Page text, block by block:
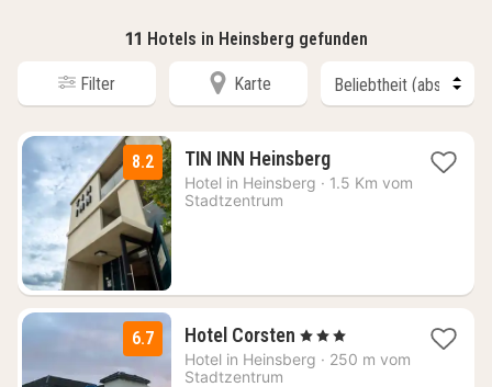
11 Hotels in Heinsberg gefunden
Filter Karte
8.2 TIN INN Heinsberg1
Nacht
Hotel in Heinsberg · 1.5 Km vom
Stadtzentrum
6.7 Hotel Corsten 1
Nacht
ab
, 3 Sterne
Hotel in Heinsberg · 250 m vom
Stadtzentrum